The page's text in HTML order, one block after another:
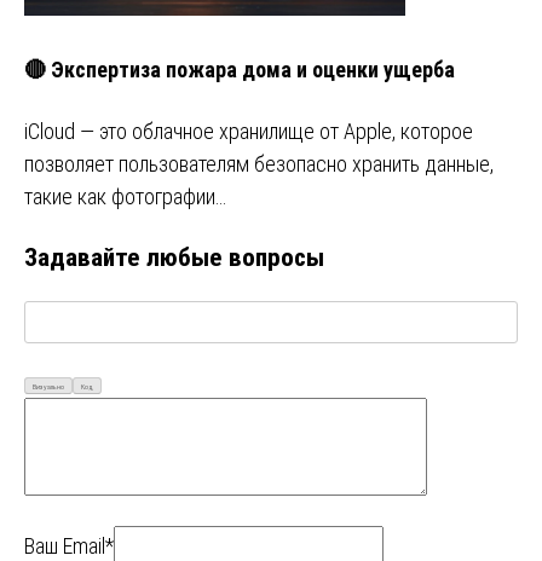
🔴 Экспертиза пожара дома и оценки ущерба
iCloud — это облачное хранилище от Apple, которое
позволяет пользователям безопасно хранить данные,
такие как фотографии…
Задавайте любые вопросы
Визуально Код
Ваш Email*